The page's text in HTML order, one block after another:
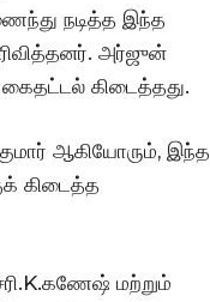
நடித்த இந்த
அர்ஜுன்
கைதட்டல் கிடைத்தது.
ஆகியோரும், இந்த
கிடைத்த
மற்றும்